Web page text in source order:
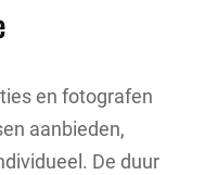
en fotografen
aanbieden,
De duur